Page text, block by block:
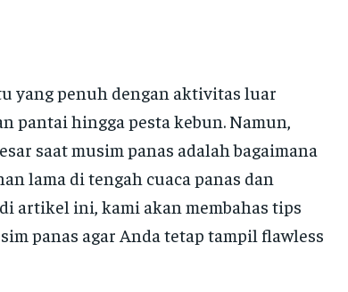
yang penuh dengan aktivitas luar
pantai hingga pesta kebun. Namun,
saat musim panas adalah bagaimana
lama di tengah cuaca panas dan
artikel ini, kami akan membahas tips
panas agar Anda tetap tampil flawless